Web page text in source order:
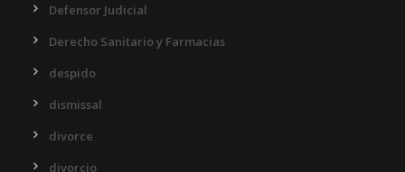
Defensor Judicial
Derecho Sanitario y Farmacias
despido
dismissal
divorce
divorcio